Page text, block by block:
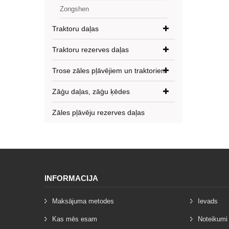
Zongshen
Traktoru daļas
Traktoru rezerves daļas
Trose zāles pļāvējiem un traktoriem
Zāģu daļas, zāģu ķēdes
Zāles pļāvēju rezerves daļas
INFORMACIJA
Maksājuma metodes Ievads
Kas mēs esam